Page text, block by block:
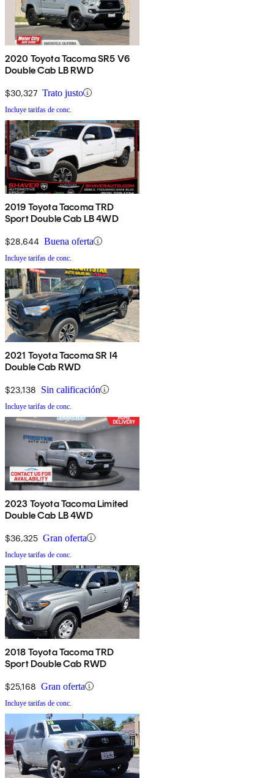
2020 Toyota Tacoma SR5 V6
Double Cab LB RWD
$30,327 Trato justo
Incluye tarifas de conc.
2019 Toyota Tacoma TRD
Sport Double Cab LB 4WD
$28,644 Buena oferta
Incluye tarifas de conc.
2021 Toyota Tacoma SR I4
Double Cab RWD
$23,138 Sin calificación
Incluye tarifas de conc.
2023 Toyota Tacoma Limited
Double Cab LB 4WD
$36,325 Gran oferta
Incluye tarifas de conc.
2018 Toyota Tacoma TRD
Sport Double Cab RWD
$25,168 Gran oferta
Incluye tarifas de conc.